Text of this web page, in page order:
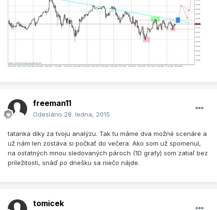
freeman11
Odesláno 28. ledna, 2015
tatanka díky za tvoju analýzu. Tak tu máme dva možné scenáre a
už nám len zostáva si počkať do večera. Ako som už spomenul,
na ostatných mnou sledovaných pároch (1D grafy) som zatiaľ bez
príležitosti, snáď po dnešku sa niečo nájde.
tomicek